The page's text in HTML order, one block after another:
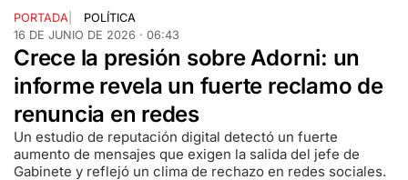
PORTADA
POLÍTICA
16 DE JUNIO DE 2026 · 06:43
Crece la presión sobre Adorni: un
informe revela un fuerte reclamo de
renuncia en redes
Un estudio de reputación digital detectó un fuerte
aumento de mensajes que exigen la salida del jefe de
Gabinete y reflejó un clima de rechazo en redes sociales.